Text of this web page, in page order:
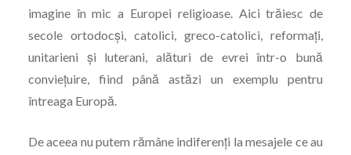
imagine în mic a Europei religioase. Aici trăiesc de
secole ortodocşi, catolici, greco-catolici, reformaţi,
unitarieni şi luterani, alături de evrei într-o bună
convieţuire, fiind până astăzi un exemplu pentru
întreaga Europă.
De aceea nu putem rămâne indiferenți la mesajele ce au